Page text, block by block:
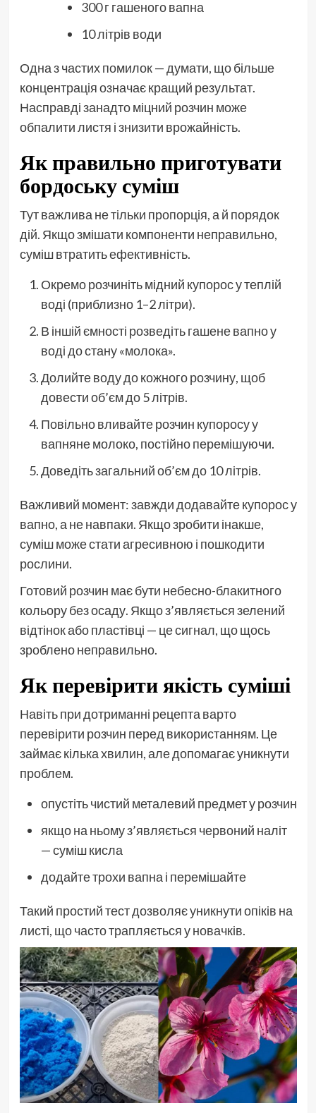
300 г гашеного вапна
10 літрів води
Одна з частих помилок — думати, що більше
концентрація означає кращий результат.
Насправді занадто міцний розчин може
обпалити листя і знизити врожайність.
Як правильно приготувати
бордоську суміш
Тут важлива не тільки пропорція, а й порядок
дій. Якщо змішати компоненти неправильно,
суміш втратить ефективність.
Окремо розчиніть мідний купорос у теплій
воді (приблизно 1–2 літри).
В іншій ємності розведіть гашене вапно у
воді до стану «молока».
Долийте воду до кожного розчину, щоб
довести об’єм до 5 літрів.
Повільно вливайте розчин купоросу у
вапняне молоко, постійно перемішуючи.
Доведіть загальний об’єм до 10 літрів.
Важливий момент: завжди додавайте купорос у
вапно, а не навпаки. Якщо зробити інакше,
суміш може стати агресивною і пошкодити
рослини.
Готовий розчин має бути небесно-блакитного
кольору без осаду. Якщо з’являється зелений
відтінок або пластівці — це сигнал, що щось
зроблено неправильно.
Як перевірити якість суміші
Навіть при дотриманні рецепта варто
перевірити розчин перед використанням. Це
займає кілька хвилин, але допомагає уникнути
проблем.
опустіть чистий металевий предмет у розчин
якщо на ньому з’являється червоний наліт
— суміш кисла
додайте трохи вапна і перемішайте
Такий простий тест дозволяє уникнути опіків на
листі, що часто трапляється у новачків.